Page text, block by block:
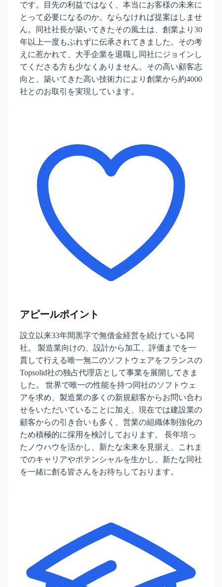
です。目先の利益ではなく、本当にお客様の未来に
とって必要になるのか。ならなければ提案はしませ
ん。同社社長が築いてきたその風土は、創業より30
年以上一度もぶれずに伝承されてきました。その考
えに惹かれて、大手企業を退職し同社にジョインし
てくださる方も少なくありません。その高い顧客志
向と、築いてきた高い技術力により創業から約4000
社とのお取引を実現しています。
アピールポイント
設立以来33年間黒字で無借金経営を続けている同
社。 製造業向けの、設計から加工、評価までを一
貫して行える唯一無二のソフトウェアをフランスの
Topsolid社の独占代理店として事業を展開してきま
した。 世界で唯一の性能を持つ同社のソフトウェ
アを求め、製造業の多くの新規顧客からお問い合わ
せをいただいていることに加え、現在では建設業の
顧客からの引き合いも多く、営業の組織体制強化の
ため積極的に採用を検討しております。 長年培っ
たノウハウを活かし、新たな未来を見据え、これま
でのキャリアやポテンシャルを生かし、新たな同社
を一緒に創る皆さんをお待ちしております。